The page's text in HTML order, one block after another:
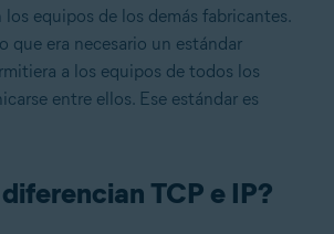
equipos de los demás fabricantes.
que era necesario un estándar
a los equipos de todos los
entre ellos. Ese estándar es
TCP e IP?